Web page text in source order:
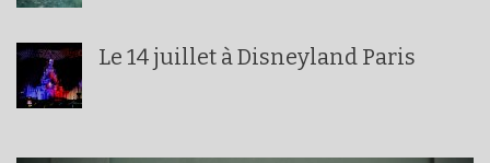
Le 14 juillet à Disneyland Paris